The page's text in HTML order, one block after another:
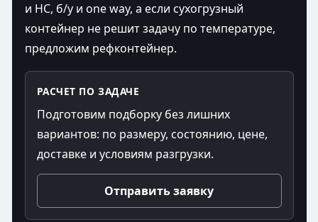
и HC, б/у и one way, а если сухогрузный
контейнер не решит задачу по температуре,
предложим рефконтейнер.
РАСЧЕТ ПО ЗАДАЧЕ
Подготовим подборку без лишних
вариантов: по размеру, состоянию, цене,
доставке и условиям разгрузки.
Отправить заявку